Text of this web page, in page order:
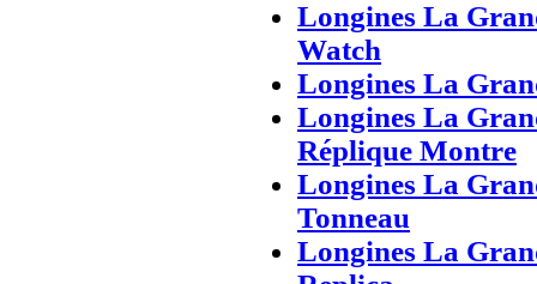
Longines La
Watch
Longines La
Longines La
Réplique Montre
Longines La
Tonneau
Longines La